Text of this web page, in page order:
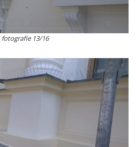
fotografie 13/16